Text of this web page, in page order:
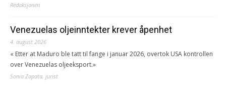
Redaksjonen
Venezuelas oljeinntekter krever åpenhet
4. august 2026
« Etter at Maduro ble tatt til fange i januar 2026, overtok USA kontrollen
over Venezuelas oljeeksport.»
Sonia Zapata, jurist